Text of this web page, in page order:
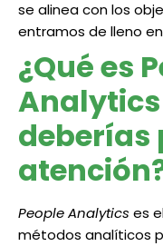
se alinea con los
entramos de lleno
¿Qué es
deberías
People Analytics es
métodos analíticos